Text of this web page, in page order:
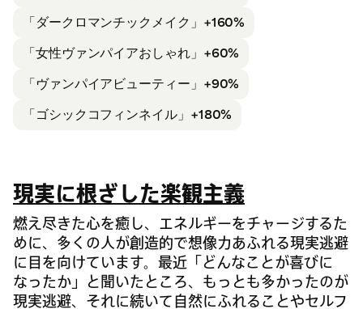
「ダークロマンチックメイク」+160%
「女性ヴァンパイアおしゃれ」+60%
「ヴァンパイア ビューティー」+90%
「ゴシック コフィンネイル」+180%
現実に根ざした楽観主義
燃え尽きた心を癒し、エネルギーをチャージするた
めに、多くの人が創造的で想像力あふれる現実逃避
に目を向けています。最近「どんなことが喜びに
なったか」と聞いたところ、もっとも多かったのが
現実逃避、それに続いて自然にふれることやセルフ